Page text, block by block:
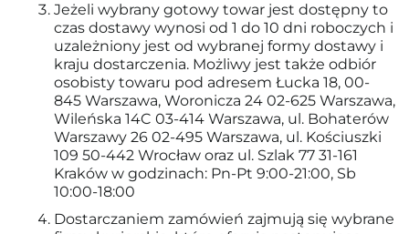
Jeżeli wybrany gotowy towar jest dostępny to
czas dostawy wynosi od 1 do 10 dni roboczych i
uzależniony jest od wybranej formy dostawy i
kraju dostarczenia. Możliwy jest także odbiór
osobisty towaru pod adresem Łucka 18, 00-
845 Warszawa, Woronicza 24 02-625 Warszawa,
Wileńska 14C 03-414 Warszawa, ul. Bohaterów
Warszawy 26 02-495 Warszawa, ul. Kościuszki
109 50-442 Wrocław oraz ul. Szlak 77 31-161
Kraków w godzinach: Pn-Pt 9:00-21:00, Sb
10:00-18:00
Dostarczaniem zamówień zajmują się wybrane